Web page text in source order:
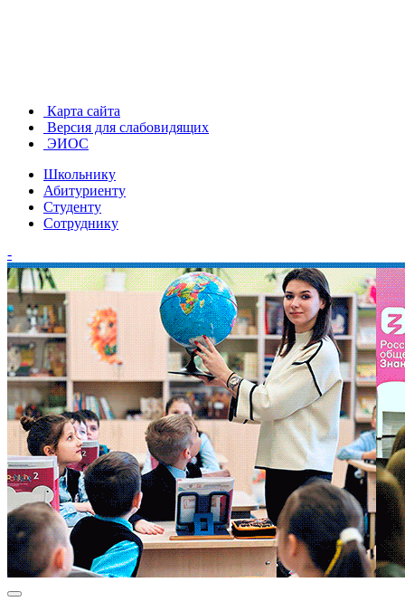
Карта сайта
Версия для слабовидящих
ЭИОС
Школьнику
Абитуриенту
Студенту
Сотруднику
-